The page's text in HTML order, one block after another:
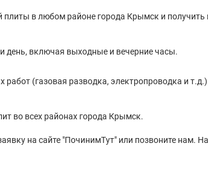
в любом районе города Крымск и получить
день, включая выходные и вечерние часы.
работ (газовая разводка, электропроводка и
во всех районах города Крымск.
на сайте "ПочинимТут" или позвоните нам.